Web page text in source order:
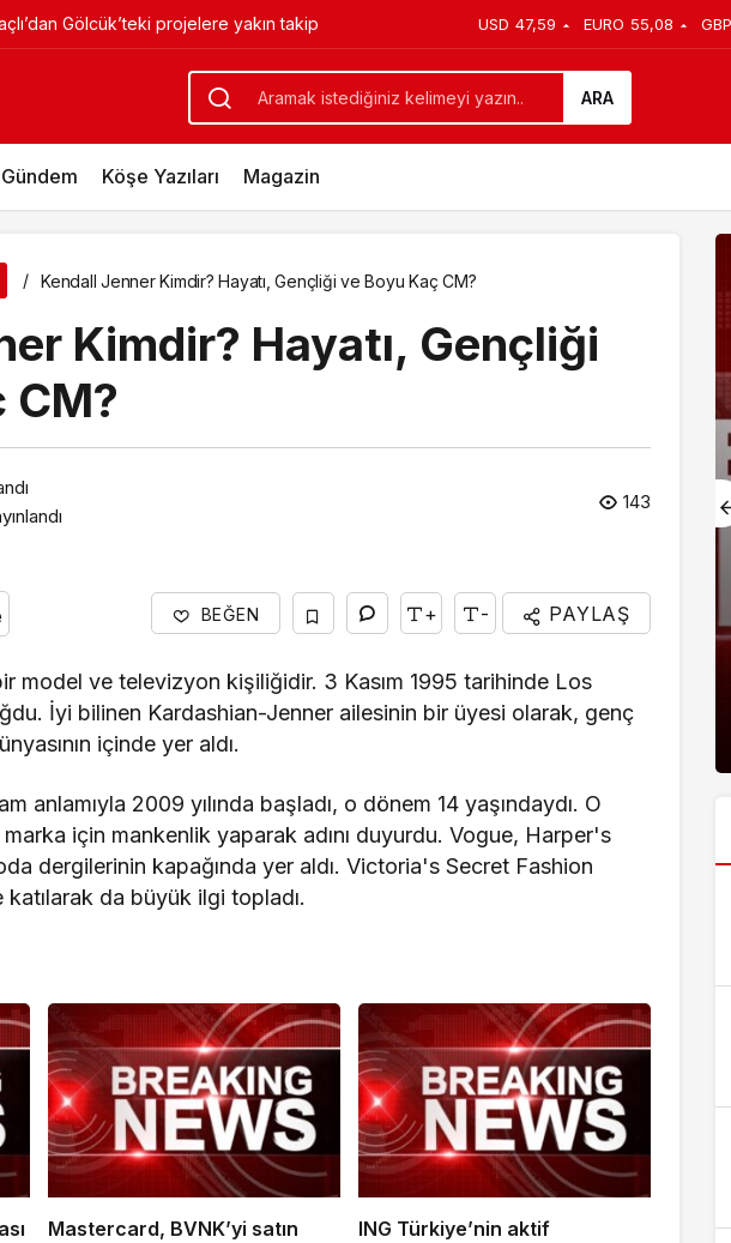
emin adımlarla ilerliyor USD 47,59 EURO 55,08 GBP
ARA
Gündem Köşe Yazıları Magazin
Kendall Jenner Kimdir? Hayatı, Gençliği ve Boyu Kaç CM?
Kimdir? Hayatı, Gençliği
CM?
143
BEĞEN + - PAYLAŞ
model ve televizyon kişiliğidir. 3 Kasım 1995 tarihinde Los
İyi bilinen Kardashian-Jenner ailesinin bir üyesi olarak, genç
içinde yer aldı.
anlamıyla 2009 yılında başladı, o dönem 14 yaşındaydı. O
için mankenlik yaparak adını duyurdu. Vogue, Harper's
dergilerinin kapağında yer aldı. Victoria's Secret Fashion
da büyük ilgi topladı.
Mastercard, BVNK’yi satın
ING Türkiye’nin aktif
ve Boyu Kaç CM?
Topaloğlu’na veda
Nilüfer Belediyesi’nden
kırtasiye desteği